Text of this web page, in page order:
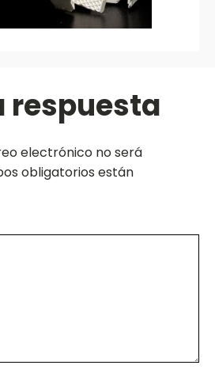
respuesta
electrónico no será
obligatorios están